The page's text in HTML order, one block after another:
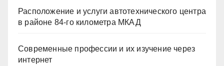
Расположение и услуги автотехнического центра
в районе 84-го километра МКАД
Современные профессии и их изучение через
интернет